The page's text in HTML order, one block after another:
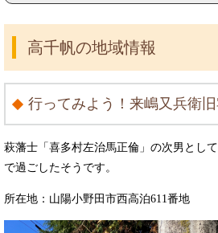
高千帆の地域情報
行ってみよう！来嶋又兵衛
萩藩士「喜多村左治馬正倫」の次男とし
で過ごしたそうです。
所在地：山陽小野田市西高泊611番地